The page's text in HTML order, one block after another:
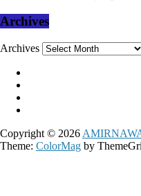
Archives
Archives
Copyright © 2026
Theme: ColorMag by